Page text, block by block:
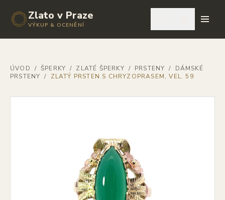
Zlato v Praze
VÝKUP & OCENĚNÍ
ÚVOD / ŠPERKY / ZLATÉ ŠPERKY / PRSTENY /
DÁMSKÉ
PRSTENY / ZLATÝ PRSTEN S CHRYZOPRASEM, VEL. 59